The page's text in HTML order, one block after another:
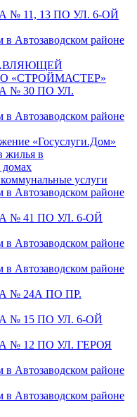
11, 13 ПО УЛ. 6-ОЙ
Автозаводском районе
«СТРОЙМАСТЕР»
№ 30 ПО УЛ.
Автозаводском районе
«Госуслуги.Дом»
жилья в
домах
услуги
Автозаводском районе
41 ПО УЛ. 6-ОЙ
Автозаводском районе
Автозаводском районе
№ 24А ПО ПР.
15 ПО УЛ. 6-ОЙ
12 ПО УЛ. ГЕРОЯ
Автозаводском районе
Автозаводском районе